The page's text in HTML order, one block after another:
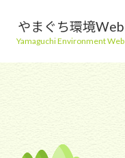
やまぐち環境Web
Yamaguchi Environment Web